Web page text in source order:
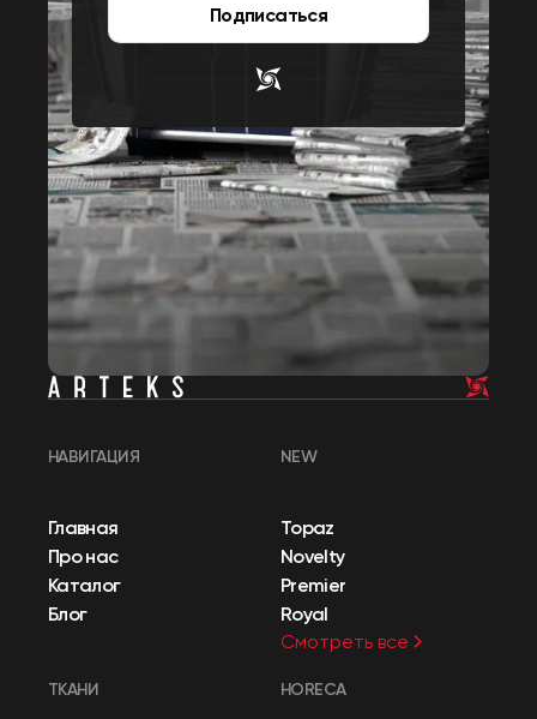
Подписаться
НАВИГАЦИЯ
Главная
Про нас
Каталог
Блог
NEW
Topaz
Novelty
Premier
Royal
Смотреть все
ТКАНИ HORECA